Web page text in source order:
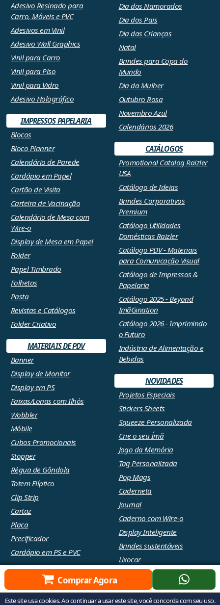
Adesivo Resinado para
Carro, Móveis e PVC
Adesivos em Vinil
Adesivo Wall Graphics
Vinil para Carro
Vinil para Piso
Vinil para Vidro
Adesivo Holográfico
IMPRESSOS PAPELARIA
Blocos
Bloco Planner
Calendário de Parede
Cardápio em Papel
Cartão de Visita
Carteira de Vacinação
Calendário de Mesa com
Wire-o
Display de Mesa em Papel
Folder
Papel Timbrado
Folhetos
Pasta
Revistas e Catálogos
Folder Criativo
MATERIAIS DE PDV
Banner
Display de Monitor
Display em PS
Faixas/Lonas com Ilhós
Wobbler
Móbile
Cubos Promocionais
Stopper
Régua de Gôndola
Totem Elíptico
Clip Strip
Cartaz
Placa
Precificador
Cardápio em PS e PVC
Dia dos Namorados
Dia dos Pais
Dia das Crianças
Natal
Brindes para Copa do
Mundo
Dia da Mulher
Outubro Rosa
Novembro Azul
Calendários 2026
CATÁLOGOS
Promotional Catalog Raizler
USA
Catálogo de Ideias
Brindes Corporativos
Premium
Catálogo Utilidades
Domésticas Raizler
Catálogo PDV - Materiais
para Comunicação Visual
Catálogo de Impressos &
Papelaria
Catálogo 2025 - Beyond
ImãGination
Catálogo 2026 - Imprimindo
o Futuro
Indústria de Alimentação e
Bebidas
NOVIDADES
Projetos Especiais
Stickers Sheets
Squeeze Personalizada
Crie o seu Ímã
Jogo da Memória
Tag Personalizada
Pop Mags
Caderneta
Journal
Caderno com Wire-o
Display Inteligente
Brindes sustentáveis
Lixocar
© 2026 - Raizler. Todos os direitos reservados |Política de
Comprar Agora
Este site usa cookies. Ao continuar a usar este site, você concorda com seu uso.